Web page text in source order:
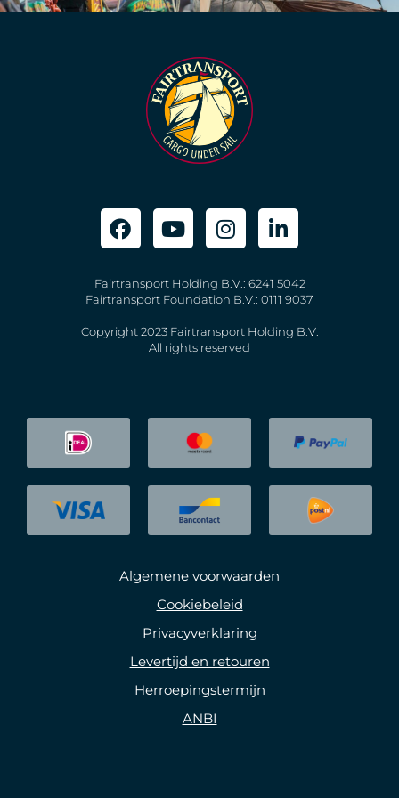
Fairtransport Holding B.V.: 6241 5042
Fairtransport Foundation B.V.: 0111 9037
Copyright 2023 Fairtransport Holding B.V.
All rights reserved
Algemene voorwaarden
Cookiebeleid
Privacyverklaring
Levertijd en retouren
Herroepingstermijn
ANBI